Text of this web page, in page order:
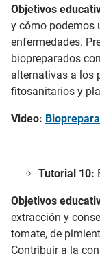
Objetivos
y cómo podemos
enfermedades.
biopreparados
alternativas a los
fitosanitarios y
Video:
Tutorial 10:
Objetivos
extracción y
tomate, de
Contribuir a la